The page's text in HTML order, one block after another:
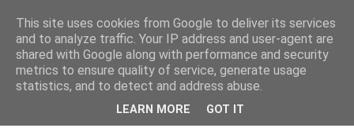
This site uses cookies from Google to deliver its services
and to analyze traffic. Your IP address and user-agent are
shared with Google along with performance and security
metrics to ensure quality of service, generate usage
statistics, and to detect and address abuse.
LEARN MORE GOT IT